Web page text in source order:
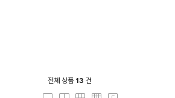
전체 상품 13건